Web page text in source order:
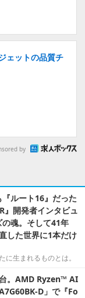
ェットの品質チ
by
ルート16』だった
開発者インタビュ
魂。そして41年
した世界に1本だけ
生まれるものとは。
。AMD Ryzen™ AI
D」で『Fo